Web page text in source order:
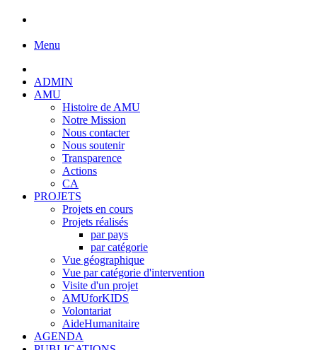
Menu
ADMIN
AMU
Histoire de AMU
Notre Mission
Nous contacter
Nous soutenir
Transparence
Actions
CA
PROJETS
Projets en cours
Projets réalisés
par pays
par catégorie
Vue géographique
Vue par catégorie d'intervention
Visite d'un projet
AMUforKIDS
Volontariat
AideHumanitaire
AGENDA